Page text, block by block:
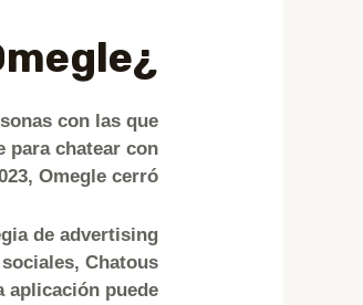
¿Se paga Omegle?
con las que
para chatear con
Omegle cerró.
de advertising
Chatous
aplicación puede